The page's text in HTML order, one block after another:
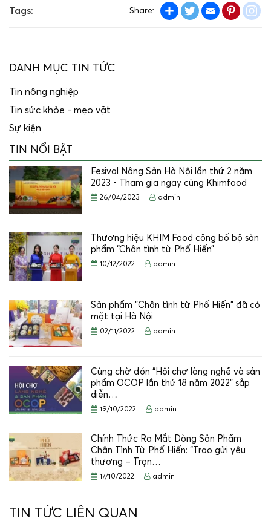
Tags: Share: Share TwitterEmail
DANH MỤC TIN TỨC
Tin nông nghiệp
Tin sức khỏe - mẹo vặt
Sự kiện
TIN NỔI BẬT
Fesival Nông Sản Hà Nội lần thứ 2 năm
2023 - Tham gia ngay cùng Khimfood
26/04/2023 admin
Thương hiệu KHIM Food công bố bộ sản
phẩm “Chân tình từ Phố Hiến”
10/12/2022 admin
Sản phẩm "Chân tình từ Phố Hiến" đã có
mặt tại Hà Nội
02/11/2022 admin
Cùng chờ đón “Hội chợ làng nghề và sản
phẩm OCOP lần thứ 18 năm 2022” sắp
diễn…
19/10/2022 admin
Chính Thức Ra Mắt Dòng Sản Phẩm
Chân Tình Từ Phố Hiến: “Trao gửi yêu
thương – Trọn…
17/10/2022 admin
TIN TỨC LIÊN QUAN